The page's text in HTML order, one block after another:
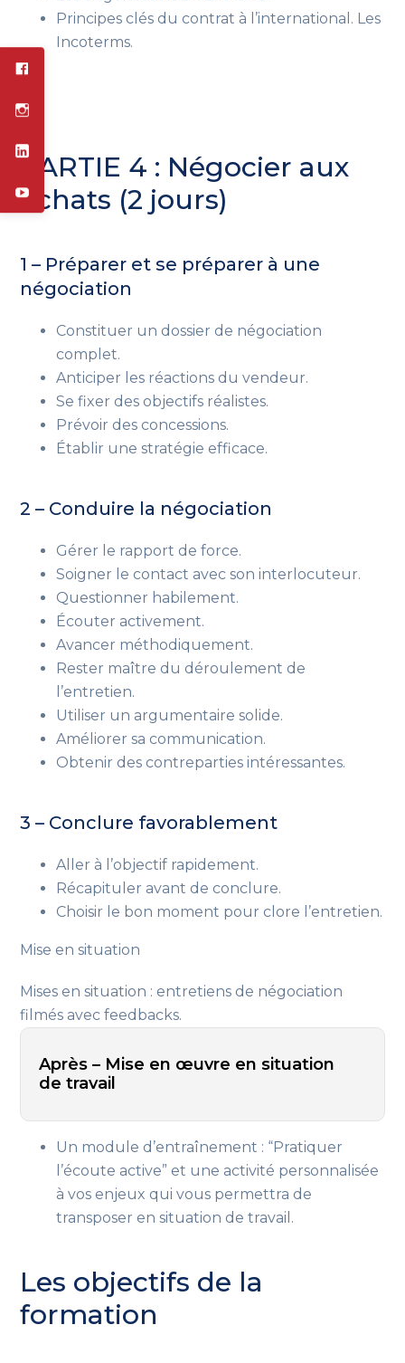
Principes clés du contrat à l’international. Les
Incoterms.
PARTIE 4 : Négocier aux
achats (2 jours)
1 – Préparer et se préparer à une
négociation
Constituer un dossier de négociation
complet.
Anticiper les réactions du vendeur.
Se fixer des objectifs réalistes.
Prévoir des concessions.
Établir une stratégie efficace.
2 – Conduire la négociation
Gérer le rapport de force.
Soigner le contact avec son interlocuteur.
Questionner habilement.
Écouter activement.
Avancer méthodiquement.
Rester maître du déroulement de
l’entretien.
Utiliser un argumentaire solide.
Améliorer sa communication.
Obtenir des contreparties intéressantes.
3 – Conclure favorablement
Aller à l’objectif rapidement.
Récapituler avant de conclure.
Choisir le bon moment pour clore l’entretien.
Mise en situation
Mises en situation : entretiens de négociation
filmés avec feedbacks.
Après – Mise en œuvre en situation
de travail
Un module d’entraînement : “Pratiquer
l’écoute active” et une activité personnalisée
à vos enjeux qui vous permettra de
transposer en situation de travail.
Les objectifs de la
formation